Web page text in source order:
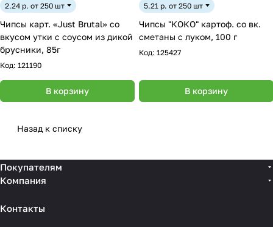
2.24 р. от 250 шт
Чипсы карт. «Just Brutal» со
вкусом утки с соусом из дикой
брусники, 85г
Код: 121190
В корзину
5.21 р. от 250 шт
Чипсы "КОКО" картоф. со вк.
сметаны с луком, 100 г
Код: 125427
В корзину
Назад к списку
Покупателям
Компания
Контакты